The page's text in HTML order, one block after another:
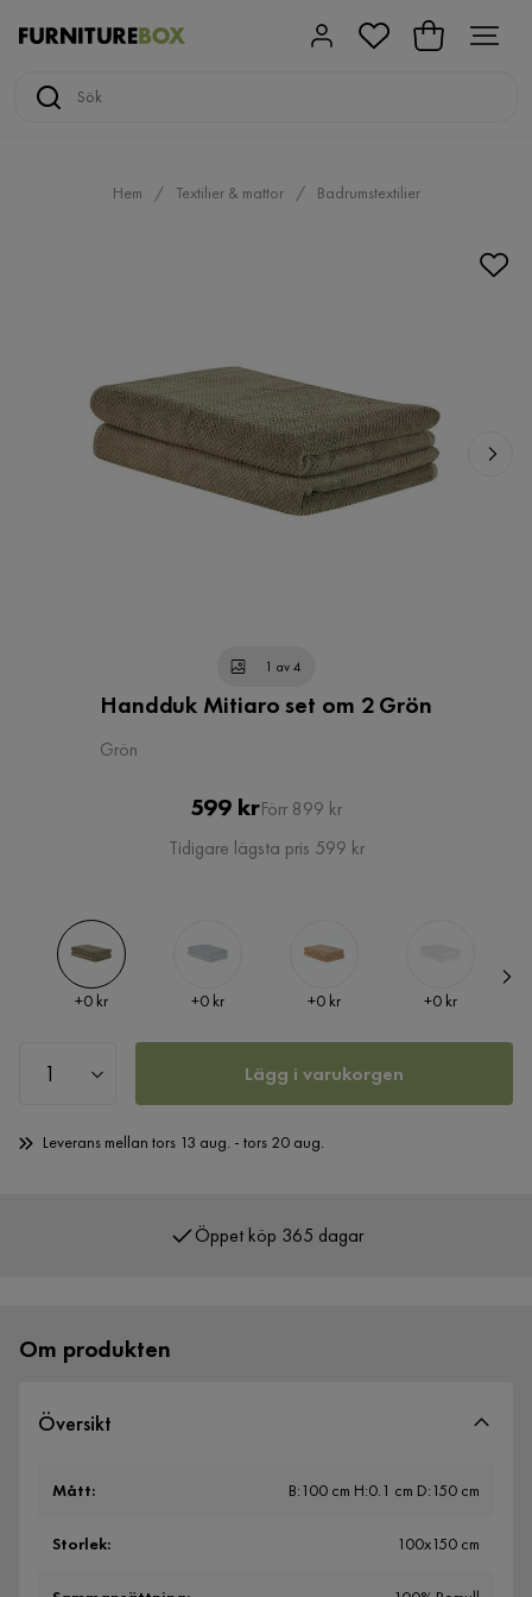
Hem Textilier & mattor Badrumstextilier
1 av 4
Handduk Mitiaro set om 2 Grön
Grön
Pris
599 krOriginal
Pris
Förr 899 kr
Tidigare lägsta pris 599 kr
Pris
+0 kr Pris
+0 kr Pris
+0 kr Pris
+0 kr
Lägg i varukorgen
Leverans mellan tors 13 aug. - tors 20 aug.
Över 400 000 nöjda kunder
Om produkten
Översikt
Mått: B:100 cm H:0.1 cm D:150 cm
Storlek: 100x150 cm